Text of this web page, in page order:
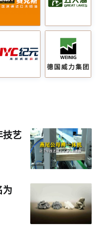
空间。
性
具具有更好的稳定
使用和环境变化的
部纤维更紧密地结
稳定性。
相比传统的蒸汽加
源，减少能源消耗
技艺
为